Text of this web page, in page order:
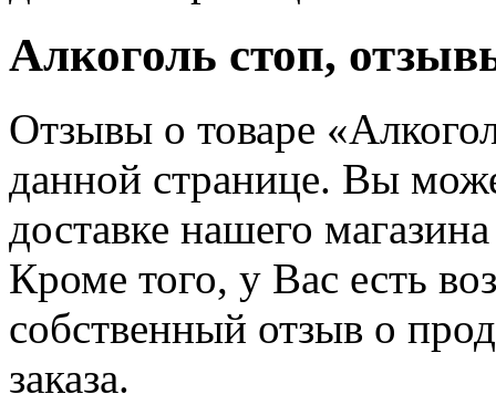
Алкоголь стоп,
Отзывы о товаре
данной странице. Вы
доставке нашего
Кроме того, у Вас есть
собственный отзыв о
заказа.